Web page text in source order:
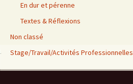
.
En dur et pérenne
Textes & Réflexions
Non classé
Stage/Travail/Activités Professionnelles